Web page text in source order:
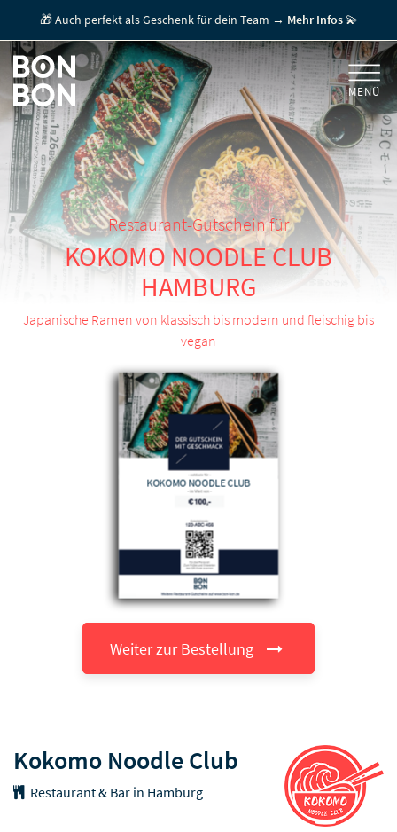
GUTSCHEIN EINLÖSEN
+
FÜR FIRMEN/ MITARBEITERGESCHENK
+
GESCHENKGUTSCHEINE
FÜR GASTRONOMEN
🎁 Auch perfekt als Geschenk für dein Team → Mehr Infos💫
MENÜ
Japanische Ramen von klassisch bis modern und fleischig bis
vegan
Restaurant-Gutschein für
KOKOMO NOODLE CLUB
HAMBURG
KOKOMO NOODLE CLUB
Weiter zur Bestellung
Kokomo Noodle Club
Restaurant & Bar in Hamburg